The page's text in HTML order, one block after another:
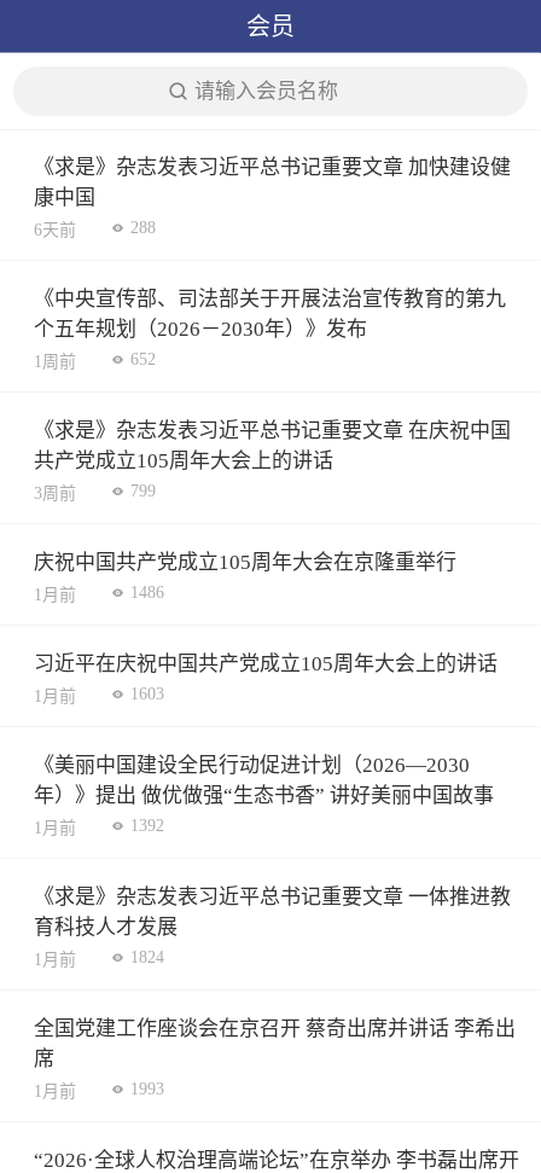
会员
请输入会员名称
《求是》杂志发表习近平总书记重要文章 加快建设健
康中国
6天前 288
《中央宣传部、司法部关于开展法治宣传教育的第九
个五年规划（2026－2030年）》发布
1周前 652
《求是》杂志发表习近平总书记重要文章 在庆祝中国
共产党成立105周年大会上的讲话
3周前 799
庆祝中国共产党成立105周年大会在京隆重举行
1月前 1486
习近平在庆祝中国共产党成立105周年大会上的讲话
1月前 1603
《美丽中国建设全民行动促进计划（2026—2030
年）》提出 做优做强“生态书香” 讲好美丽中国故事
1月前 1392
《求是》杂志发表习近平总书记重要文章 一体推进教
育科技人才发展
1月前 1824
全国党建工作座谈会在京召开 蔡奇出席并讲话 李希出
席
1月前 1993
“2026·全球人权治理高端论坛”在京举办 李书磊出席开